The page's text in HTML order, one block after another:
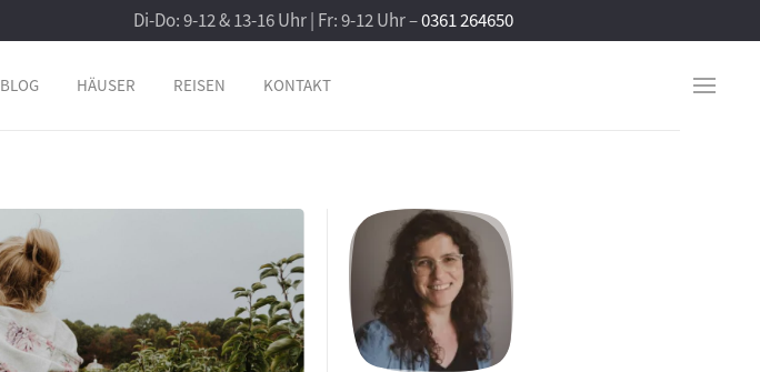
Di-Do: 9-12 & 13-16 Uhr | Fr: 9-12 Uhr –0361 264650
BLOG HÄUSER REISEN KONTAKT